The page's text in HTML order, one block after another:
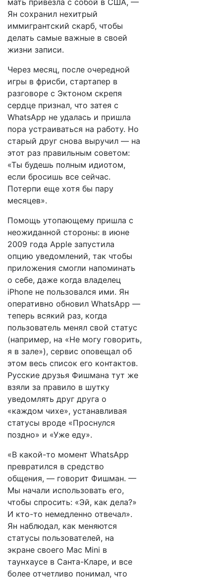
мать привезла с собой в США, —
Ян сохранил нехитрый
иммигрантский скарб, чтобы
делать самые важные в своей
жизни записи.
Через месяц, после очередной
игры в фрисби, стартапер в
разговоре с Эктоном скрепя
сердце признал, что затея с
WhatsApp не удалась и пришла
пора устраиваться на работу. Но
старый друг снова выручил — на
этот раз правильным советом:
«Ты будешь полным идиотом,
если бросишь все сейчас.
Потерпи еще хотя бы пару
месяцев».
Помощь утопающему пришла с
неожиданной стороны: в июне
2009 года Apple запустила
опцию уведомлений, так чтобы
приложения смогли напоминать
о себе, даже когда владелец
iPhone не пользовался ими. Ян
оперативно обновил WhatsApp —
теперь всякий раз, когда
пользователь менял свой статус
(например, на «Не могу говорить,
я в зале»), сервис оповещал об
этом весь список его контактов.
Русские друзья Фишмана тут же
взяли за правило в шутку
уведомлять друг друга о
«каждом чихе», устанавливая
статусы вроде «Проснулся
поздно» и «Уже еду».
«В какой-то момент WhatsApp
превратился в средство
общения, — говорит Фишман. —
Мы начали использовать его,
чтобы спросить: «Эй, как дела?»
И кто-то немедленно отвечал».
Ян наблюдал, как меняются
статусы пользователей, на
экране своего Mac Mini в
таунхаусе в Санта-Кларе, и все
более отчетливо понимал, что